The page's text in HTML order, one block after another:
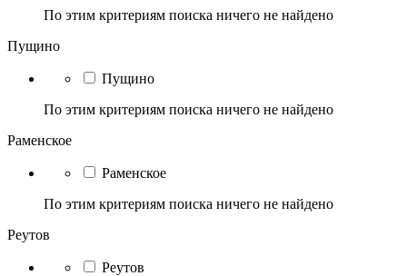
По этим критериям поиска ничего не найдено
Пущино
Пущино
По этим критериям поиска ничего не найдено
Раменское
Раменское
По этим критериям поиска ничего не найдено
Реутов
Реутов